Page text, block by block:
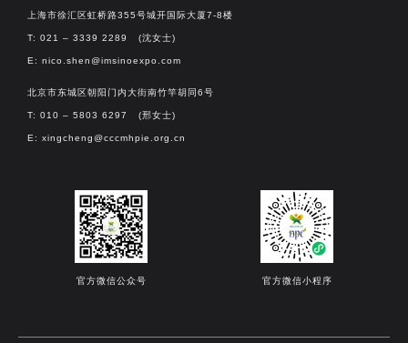
上海市徐汇区虹桥路355号城开国际大厦7-8楼
T: 021 – 3339 2289 (沈女士)
E: nico.shen@imsinoexpo.com
北京市东城区朝阳门内大街南竹竿胡同6号
T: 010 – 5803 6297 (邢女士)
E: xingcheng@cccmhpie.org.cn
官方微信公众号 官方微信小程序